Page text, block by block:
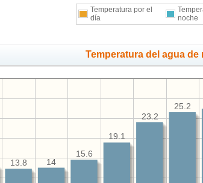
Temperatura por el
día
noche
Temperatura del agua de
25.2
23.2
19.1
15.6
14
13.8